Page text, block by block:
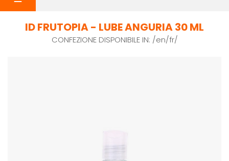
ID FRUTOPIA - LUBE ANGURIA 30 ML
CONFEZIONE DISPONIBILE IN: /en/fr/